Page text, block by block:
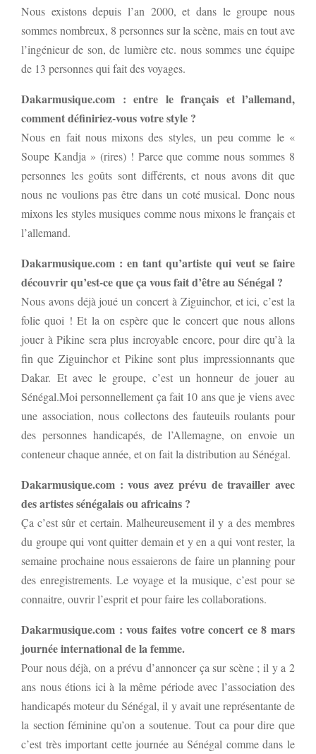
Nous existons depuis l’an 2000, et dans le groupe nous
sommes nombreux, 8 personnes sur la scène, mais en tout ave
l’ingénieur de son, de lumière etc. nous sommes une équipe
de 13 personnes qui fait des voyages.
Dakarmusique.com : entre le français et l’allemand,
comment définiriez-vous votre style ?
Nous en fait nous mixons des styles, un peu comme le «
Soupe Kandja » (rires) ! Parce que comme nous sommes 8
personnes les goûts sont différents, et nous avons dit que
nous ne voulions pas être dans un coté musical. Donc nous
mixons les styles musiques comme nous mixons le français et
l’allemand.
Dakarmusique.com : en tant qu’artiste qui veut se faire
découvrir qu’est-ce que ça vous fait d’être au Sénégal ?
Nous avons déjà joué un concert à Ziguinchor, et ici, c’est la
folie quoi ! Et la on espère que le concert que nous allons
jouer à Pikine sera plus incroyable encore, pour dire qu’à la
fin que Ziguinchor et Pikine sont plus impressionnants que
Dakar. Et avec le groupe, c’est un honneur de jouer au
Sénégal.Moi personnellement ça fait 10 ans que je viens avec
une association, nous collectons des fauteuils roulants pour
des personnes handicapés, de l’Allemagne, on envoie un
conteneur chaque année, et on fait la distribution au Sénégal.
Dakarmusique.com : vous avez prévu de travailler avec
des artistes sénégalais ou africains ?
Ça c’est sûr et certain. Malheureusement il y a des membres
du groupe qui vont quitter demain et y en a qui vont rester, la
semaine prochaine nous essaierons de faire un planning pour
des enregistrements. Le voyage et la musique, c’est pour se
connaitre, ouvrir l’esprit et pour faire les collaborations.
Dakarmusique.com : vous faites votre concert ce 8 mars
journée international de la femme.
Pour nous déjà, on a prévu d’annoncer ça sur scène ; il y a 2
ans nous étions ici à la même période avec l’association des
handicapés moteur du Sénégal, il y avait une représentante de
la section féminine qu’on a soutenue. Tout ca pour dire que
c’est très important cette journée au Sénégal comme dans le